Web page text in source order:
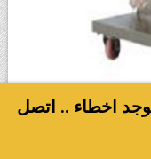
لتوريد جميع
40 % ... قد توجد اخطاء .. اتصل